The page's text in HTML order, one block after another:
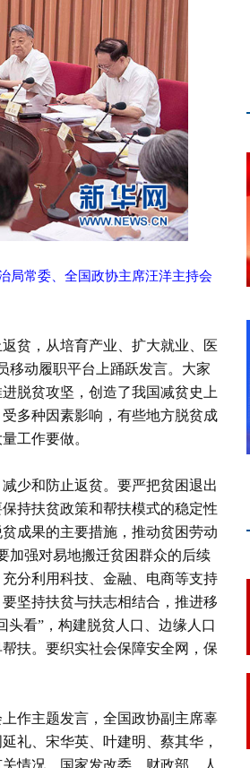
局常委、全国政协主席汪洋主持会
贫，从培育产业、扩大就业、医
移动履职平台上踊跃发言。大家
脱贫攻坚，创造了我国减贫史上
多种因素影响，有些地方脱贫成
工作要做。
少和防止返贫。要严把贫困退出
持扶贫政策和帮扶模式的稳定性
成果的主要措施，推动贫困劳动
加强对易地搬迁贫困群众的后续
分利用科技、金融、电商等支持
坚持扶贫与扶志相结合，推进移
头看”，构建脱贫人口、边缘人口
扶。要织实社会保障安全网，保
作主题发言，全国政协副主席辜
礼、宋华英、叶建明、蔡其华，